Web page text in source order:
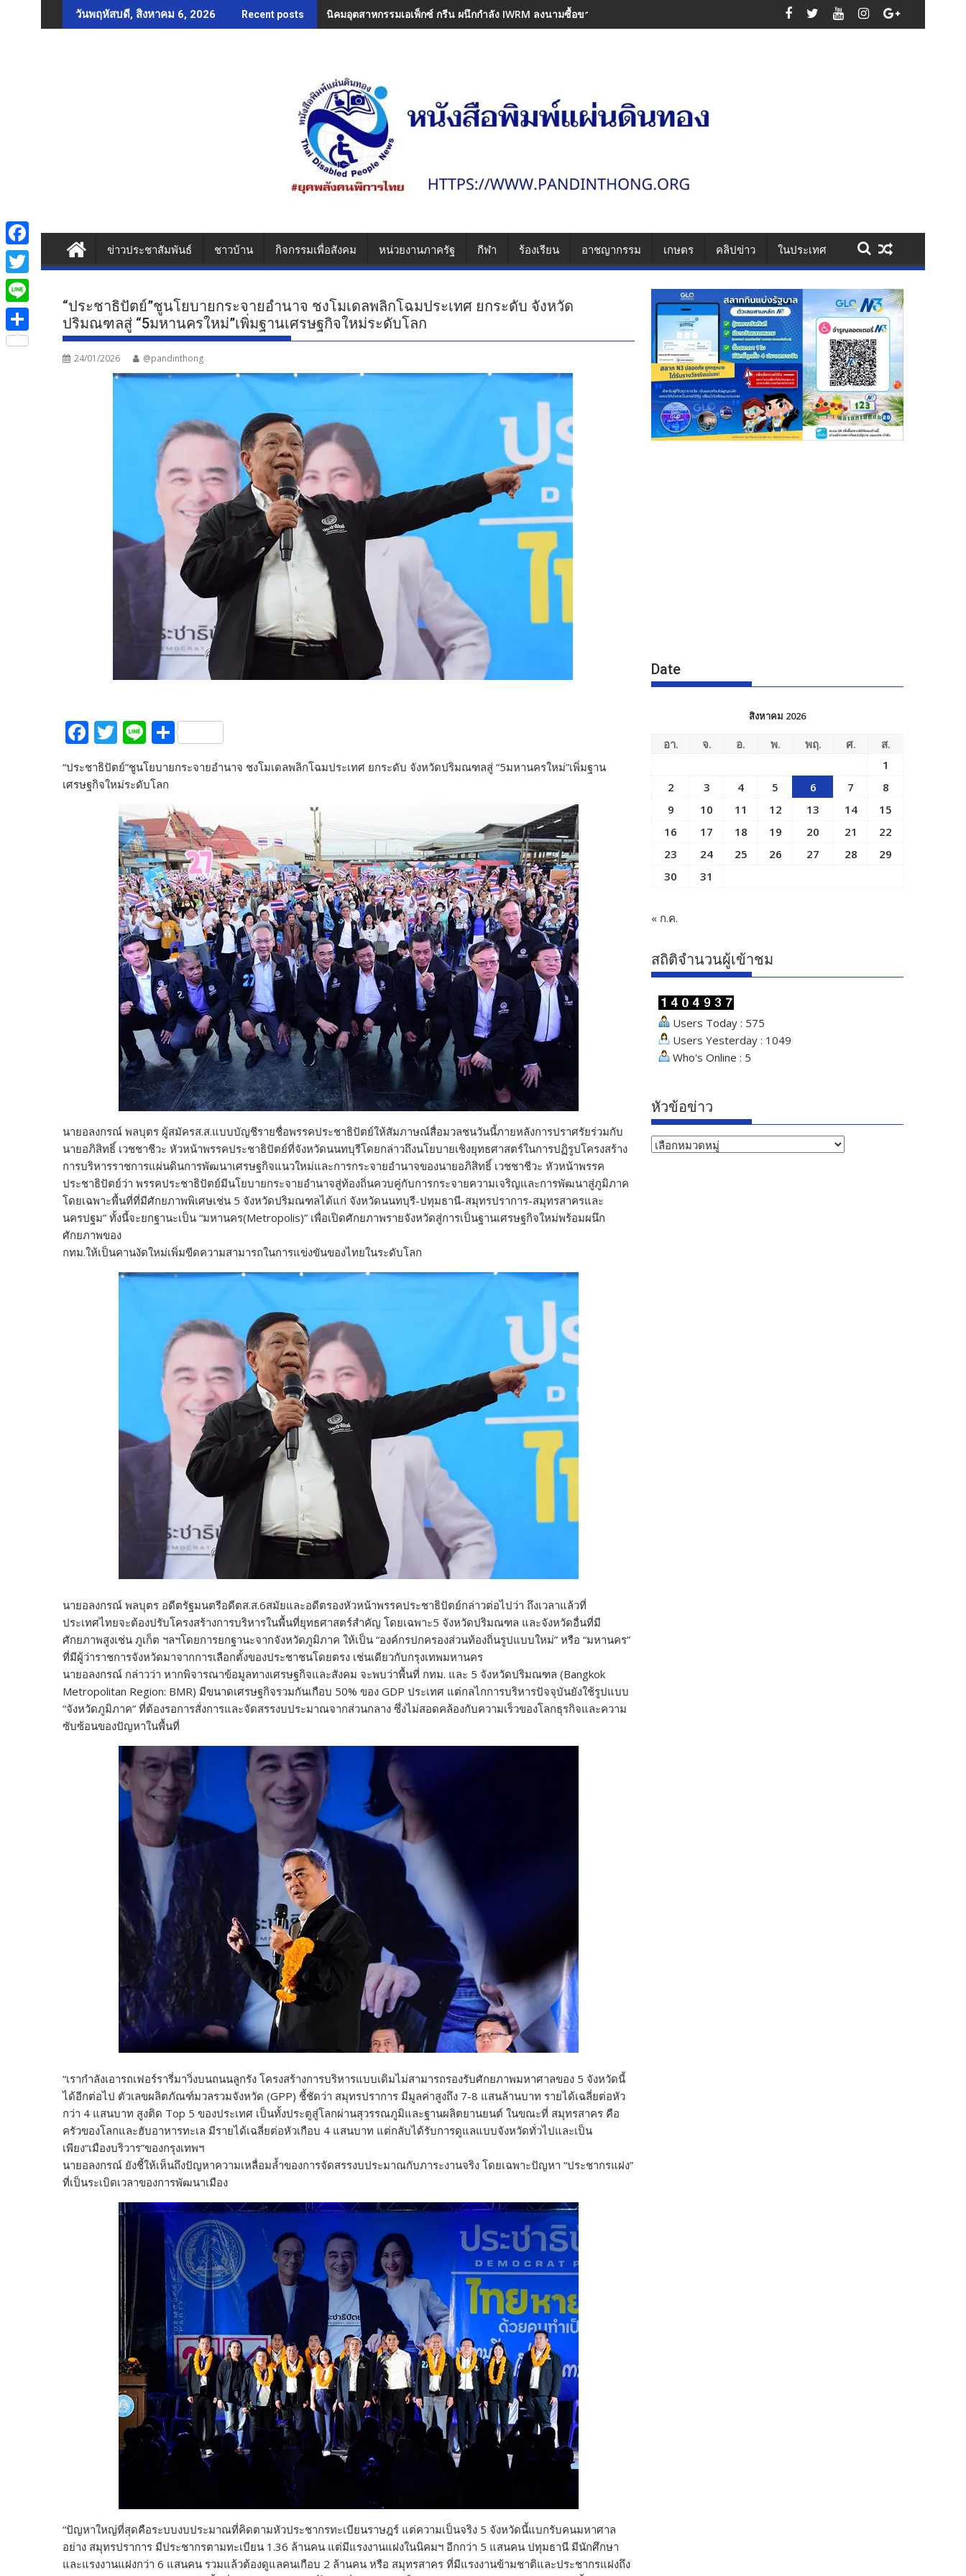
to
วันพฤหัสบดี, สิงหาคม 6, 2026 Recent posts นิคมอุตสาหกรรมเอเพ็กซ์ กรีน ผนึกกำลัง IWRM ลงนามซื้อขายน้ำเพื่ออุตสาหกรรม เสริมความมั่นคงระบบสาธารณูปโภค รองรับการเติบโตเขตพัฒน
ข่าวประชาสัมพันธ์ ชาวบ้าน กิจกรรมเพื่อสังคม หน่วยงานภาครัฐ กีฬา ร้องเรียน อาชญากรรม เกษตร คลิปข่าว ในประเทศ
“ประชาธิปัตย์”ชูนโยบายกระจายอำนาจ ชงโมเดลพลิกโฉมประเทศ ยกระดับ จังหวัด
ปริมณฑลสู่ “5มหานครใหม่”เพิ่มฐานเศรษฐกิจใหม่ระดับโลก
24/01/2026 @pandinthong
F
ac
e
b
T
w
itt
Li
n
e
S
ar
e
“ประชาธิปัตย์”ชูนโยบายกระจายอำนาจ ชงโมเดลพลิกโฉมประเทศ ยกระดับ จังหวัดปริมณฑลสู่ “5มหานครใหม่”เพิ่มฐาน
เศรษฐกิจใหม่ระดับโลก
นายอลงกรณ์ พลบุตร ผู้สมัครส.ส.แบบบัญชีรายชื่อพรรคประชาธิปัตย์ให้สัมภาษณ์สื่อมวลชนวันนี้ภายหลังการปราศรัยร่วมกับ
นายอภิสิทธิ์ เวชชาชีวะ หัวหน้าพรรคประชาธิปัตย์ที่จังหวัดนนทบุรีโดยกล่าวถึงนโยบายเชิงยุทธศาสตร์ในการปฏิรูปโครงสร้าง
การบริหารราชการแผ่นดินการพัฒนาเศรษฐกิจแนวใหม่และการกระจายอำนาจของนายอภิสิทธิ์ เวชชาชีวะ หัวหน้าพรรค
ประชาธิปัตย์ว่า พรรคประชาธิปัตย์มีนโยบายกระจายอำนาจสู่ท้องถิ่นควบคู่กับการกระจายความเจริญและการพัฒนาสู่ภูมิภาค
โดยเฉพาะพื้นที่ที่มีศักยภาพพิเศษเช่น 5 จังหวัดปริมณฑลได้แก่ จังหวัดนนทบุรี-ปทุมธานี-สมุทรปราการ-สมุทรสาครและ
นครปฐม” ทั้งนี้จะยกฐานะเป็น “มหานคร(Metropolis)” เพื่อเปิดศักยภาพรายจังหวัดสู่การเป็นฐานเศรษฐกิจใหม่พร้อมผนึก
ศักยภาพของ
กทม.ให้เป็นคานงัดใหม่เพิ่มขีดความสามารถในการแข่งขันของไทยในระดับโลก
นายอลงกรณ์ พลบุตร อดีตรัฐมนตรีอดีตส.ส.6สมัยและอดีตรองหัวหน้าพรรคประชาธิปัตย์กล่าวต่อไปว่า ถึงเวลาแล้วที่
ประเทศไทยจะต้องปรับโครงสร้างการบริหารในพื้นที่ยุทธศาสตร์สำคัญ โดยเฉพาะ5 จังหวัดปริมณฑล และจังหวัดอื่นที่มี
ศักยภาพสูงเช่น ภูเก็ต ฯลฯโดยการยกฐานะจากจังหวัดภูมิภาค ให้เป็น “องค์กรปกครองส่วนท้องถิ่นรูปแบบใหม่” หรือ “มหานคร”
ที่มีผู้ว่าราชการจังหวัดมาจากการเลือกตั้งของประชาชนโดยตรง เช่นเดียวกับกรุงเทพมหานคร
นายอลงกรณ์ กล่าวว่า หากพิจารณาข้อมูลทางเศรษฐกิจและสังคม จะพบว่าพื้นที่ กทม. และ 5 จังหวัดปริมณฑล (Bangkok
Metropolitan Region: BMR) มีขนาดเศรษฐกิจรวมกันเกือบ 50% ของ GDP ประเทศ แต่กลไกการบริหารปัจจุบันยังใช้รูปแบบ
“จังหวัดภูมิภาค” ที่ต้องรอการสั่งการและจัดสรรงบประมาณจากส่วนกลาง ซึ่งไม่สอดคล้องกับความเร็วของโลกธุรกิจและความ
ซับซ้อนของปัญหาในพื้นที่
“เรากำลังเอารถเฟอร์รารี่มาวิ่งบนถนนลูกรัง โครงสร้างการบริหารแบบเดิมไม่สามารถรองรับศักยภาพมหาศาลของ 5 จังหวัดนี้
ได้อีกต่อไป ตัวเลขผลิตภัณฑ์มวลรวมจังหวัด (GPP) ชี้ชัดว่า สมุทรปราการ มีมูลค่าสูงถึง 7-8 แสนล้านบาท รายได้เฉลี่ยต่อหัว
กว่า 4 แสนบาท สูงติด Top 5 ของประเทศ เป็นทั้งประตูสู่โลกผ่านสุวรรณภูมิและฐานผลิตยานยนต์ ในขณะที่ สมุทรสาคร คือ
ครัวของโลกและฮับอาหารทะเล มีรายได้เฉลี่ยต่อหัวเกือบ 4 แสนบาท แต่กลับได้รับการดูแลแบบจังหวัดทั่วไปและเป็น
เพียง“เมืองบริวาร”ของกรุงเทพฯ
นายอลงกรณ์ ยังชี้ให้เห็นถึงปัญหาความเหลื่อมล้ำของการจัดสรรงบประมาณกับภาระงานจริง โดยเฉพาะปัญหา “ประชากรแฝง”
ที่เป็นระเบิดเวลาของการพัฒนาเมือง
“ปัญหาใหญ่ที่สุดคือระบบงบประมาณที่คิดตามหัวประชากรทะเบียนราษฎร์ แต่ความเป็นจริง 5 จังหวัดนี้แบกรับคนมหาศาล
อย่าง สมุทรปราการ มีประชากรตามทะเบียน 1.36 ล้านคน แต่มีแรงงานแฝงในนิคมฯ อีกกว่า 5 แสนคน ปทุมธานี มีนักศึกษา
และแรงงานแฝงกว่า 6 แสนคน รวมแล้วต้องดูแลคนเกือบ 2 ล้านคน หรือ สมุทรสาคร ที่มีแรงงานข้ามชาติและประชากรแฝงถึง
Date
สิงหาคม 2026
อา. จ. อ. พ. พฤ. ศ.
ส.
1
2
3 4 5 6 7
8
9
10 11 12 13 14
15
16
17 18 19 20 21
22
23
24 25 26 27 28
29
30
31
« ก.ค.
สถิติจำนวนผู้เข้าชม
Users Today : 575
Users Yesterday : 1049
Who's Online : 5
หัวข้อข่าว
หัวข้อ
F
a
c
e
b
T
w
i
L
iS